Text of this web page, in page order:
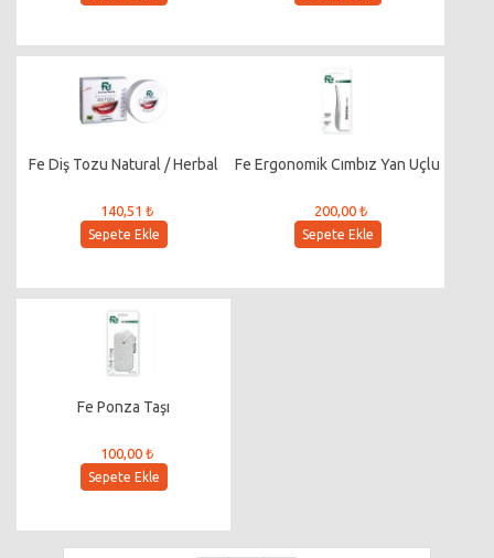
Fe Diş Tozu Natural / Herbal
140,51 ₺
Sepete Ekle
Fe Ergonomik Cımbız Yan Uçlu
200,00 ₺
Sepete Ekle
Fe Ponza Taşı
100,00 ₺
Sepete Ekle